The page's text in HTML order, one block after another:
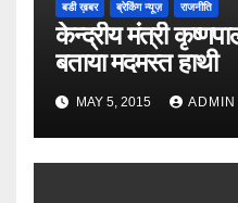
बडी ख़बर ब्रेकिंग न्यूज़ राजनीति
केन्द्रीय मंत्री
बताया मदमस्त हाथी
MAY 5, 2015 ADMIN